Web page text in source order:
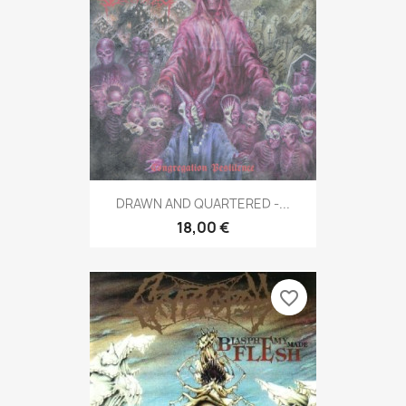
DRAWN AND QUARTERED -...
18,00 €
favorite_border